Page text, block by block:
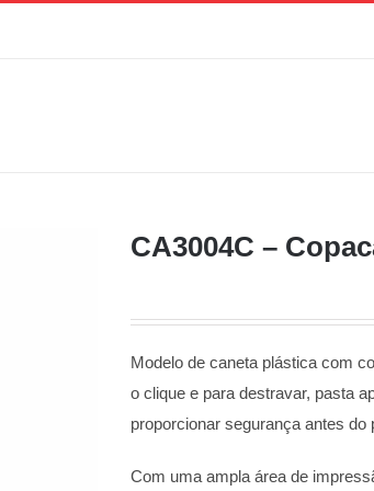
CA3004C –
Modelo de caneta plástica com
o clique e para destravar, pasta
proporcionar segurança antes do
Com uma ampla área de